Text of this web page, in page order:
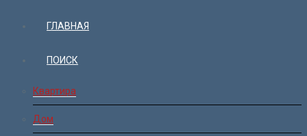
ГЛАВНАЯ
ПОИСК
Квартира
Дом